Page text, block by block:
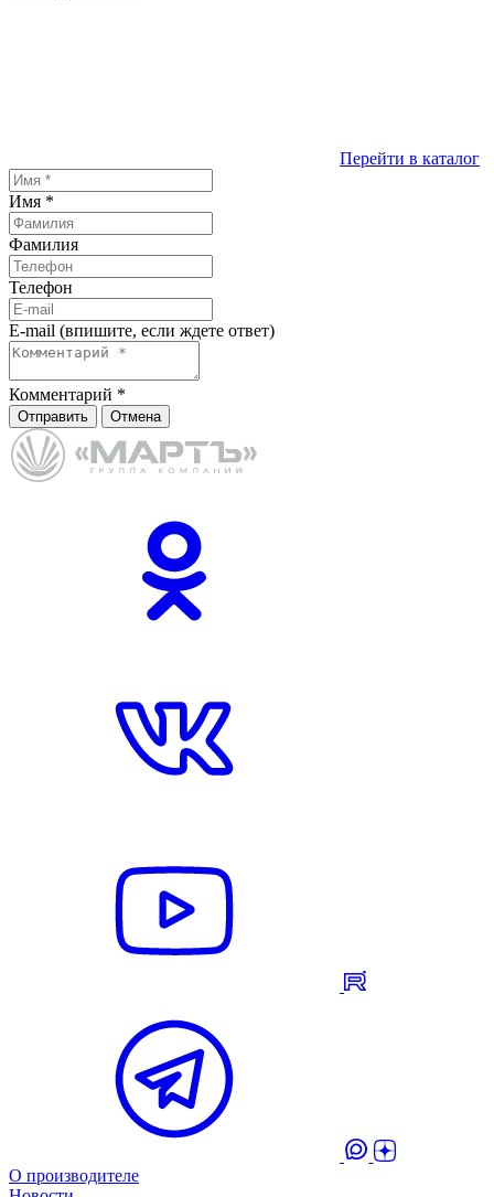
Перейти в каталог
Имя *
Фамилия
Телефон
E-mail (впишите, если ждете ответ)
Комментарий *
Отправить Отмена
О производителе